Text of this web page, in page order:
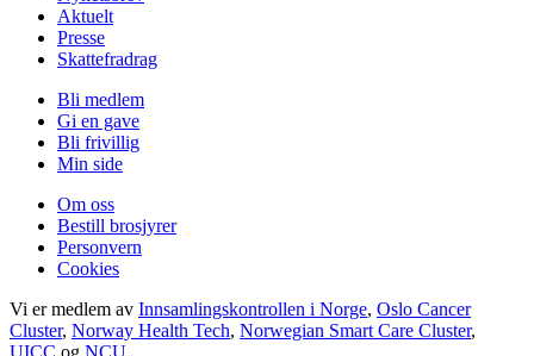
Aktuelt
Presse
Skattefradrag
Bli medlem
Gi en gave
Bli frivillig
Min side
Om oss
Bestill brosjyrer
Personvern
Cookies
Vi er medlem av Innsamlingskontrollen i Norge, Oslo Cancer
Cluster, Norway Health Tech, Norwegian Smart Care Cluster,
UICC og NCU.